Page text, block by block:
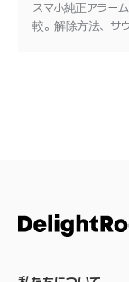
スマホ純正アラー
較。解除方法、サ